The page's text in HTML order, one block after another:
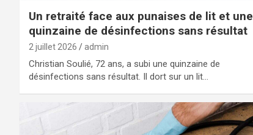
Un retraité face aux punaises de lit et une
quinzaine de désinfections sans résultat
2 juillet 2026 admin
Christian Soulié, 72 ans, a subi une quinzaine de
désinfections sans résultat. Il dort sur un lit…